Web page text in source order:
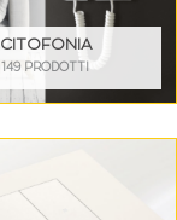
CITOFONIA
149 PRODOTTI